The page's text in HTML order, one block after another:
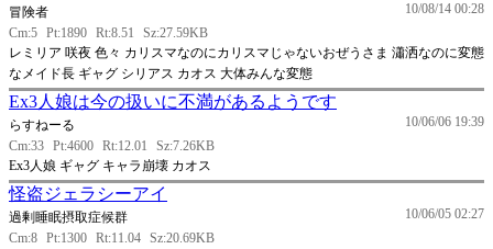
10/08/14 00:28
冒険者
Cm:5 Pt:1890 Rt:8.51
Sz:27.59KB
レミリア 咲夜 色々 カリスマなのにカリスマじゃないおぜうさま 瀟洒なのに変態
なメイド長 ギャグ シリアス カオス 大体みんな変態
Ex3人娘は今の扱いに不満があるようです
10/06/06 19:39
らすねーる
Cm:33 Pt:4600 Rt:12.01
Sz:7.26KB
Ex3人娘 ギャグ キャラ崩壊 カオス
怪盗ジェラシーアイ
10/06/05 02:27
過剰睡眠摂取症候群
Cm:8 Pt:1300 Rt:11.04 Sz:20.69KB